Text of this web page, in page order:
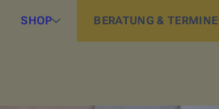
SHOP BERATUNG & TERMINE